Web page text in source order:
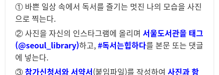
① 바쁜 일상 속에서 독서를 즐기는 멋진 나의 모습을 사진
으로 찍는다.
② 사진을 자신의 인스타그램에 올리며 서울도서관을 태그
(@seoul_library)하고,#독서는힙하다를 본문 또는 댓글
에 넣는다.
③참가신청서와 서약서(붙임파일)를 작성하여 사진과 함